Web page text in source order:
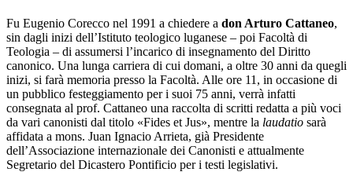
Fu Eugenio Corecco nel 1991 a chiedere a don Arturo Cattaneo,
sin dagli inizi dell’Istituto teologico luganese – poi Facoltà di
Teologia – di assumersi l’incarico di insegnamento del Diritto
canonico. Una lunga carriera di cui domani, a oltre 30 anni da quegli
inizi, si farà memoria presso la Facoltà. Alle ore 11, in occasione di
un pubblico festeggiamento per i suoi 75 anni, verrà infatti
consegnata al prof. Cattaneo una raccolta di scritti redatta a più voci
da vari canonisti dal titolo «Fides et Jus», mentre la laudatio sarà
affidata a mons. Juan Ignacio Arrieta, già Presidente
dell’Associazione internazionale dei Canonisti e attualmente
Segretario del Dicastero Pontificio per i testi legislativi.